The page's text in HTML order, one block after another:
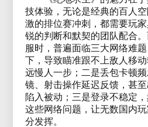
技体验，无论是经典的百人
激的排位赛冲刺，都需要玩
锐的判断和默契的团队配合
服时，普遍面临三大网络难
下，导致瞄准跟不上敌人移
远慢人一步；二是丢包卡顿
镜、射击操作延迟反馈，甚至
陷入被动；三是登录不稳定，
这些网络问题，让无数国内
分发挥。